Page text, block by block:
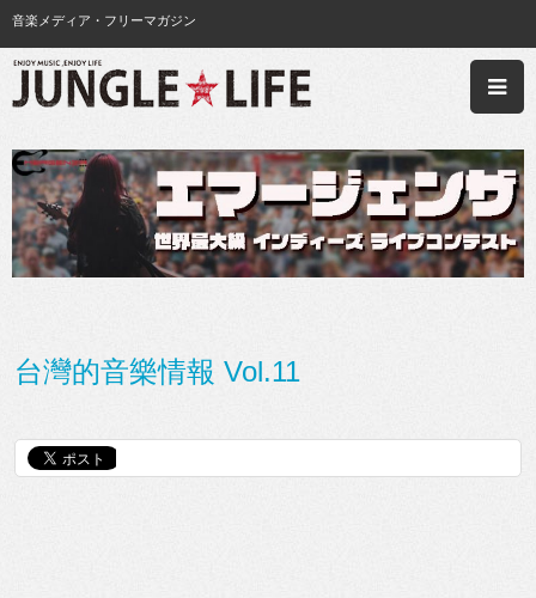
音楽メディア・フリーマガジン
台灣的音樂情報 Vol.11